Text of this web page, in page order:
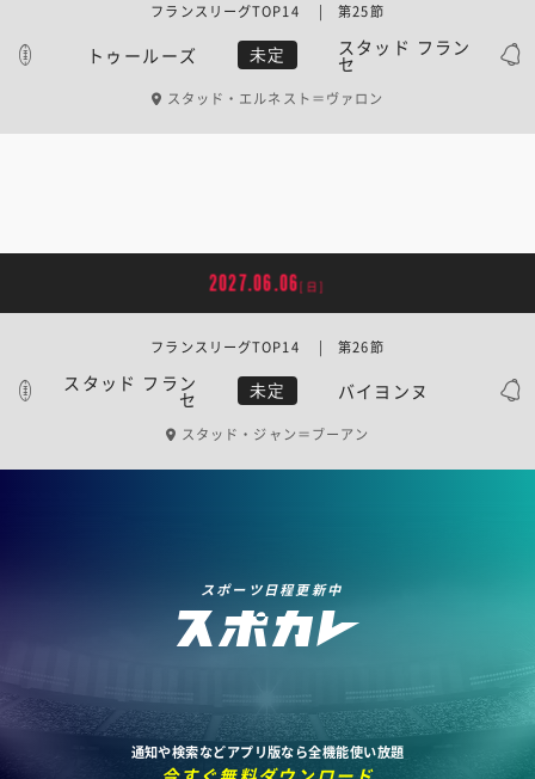
トゥールーズ 未定 スタッド フラン
セ
フランスリーグTOP14 | 第25節
スタッド・エルネスト＝ヴァロン
2027.06.06[日]
スタッド フラン
セ 未定 バイヨンヌ
フランスリーグTOP14 | 第26節
スタッド・ジャン＝ブーアン
スポーツ日程更新中
通知や検索などアプリ版なら全機能使い放題